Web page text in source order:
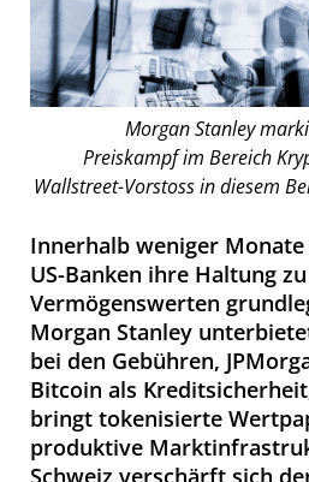
Morgan Stanley
Preiskampf im Bereich
Wallstreet-Vorstoss in diesem
Innerhalb weniger
US-Banken ihre Haltung
Vermögenswerten
Morgan Stanley
bei den Gebühren,
Bitcoin als
bringt tokenisierte
produktive
Schweiz verschärft sich